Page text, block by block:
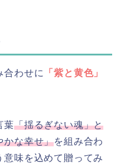
合わせに
「紫と黄色」
葉「揺るぎない魂」と
かな幸せ」を組み合わ
意味を込めて贈ってみ